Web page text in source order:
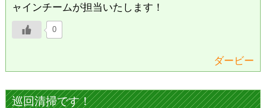
ャインチームが担当いたします！
0
ダービー
巡回清掃です！